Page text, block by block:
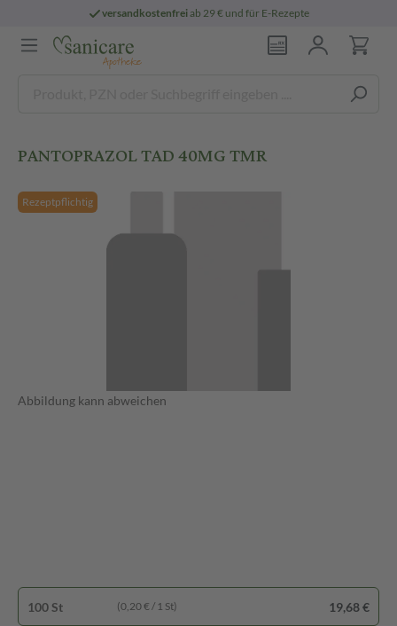
versandkostenfreiab 29 € und für E-Rezepte
PANTOPRAZOL TAD 40MG TMR
Rezeptpflichtig
Abbildung kann abweichen
100 St (0,20 € / 1 St) 19,68 €